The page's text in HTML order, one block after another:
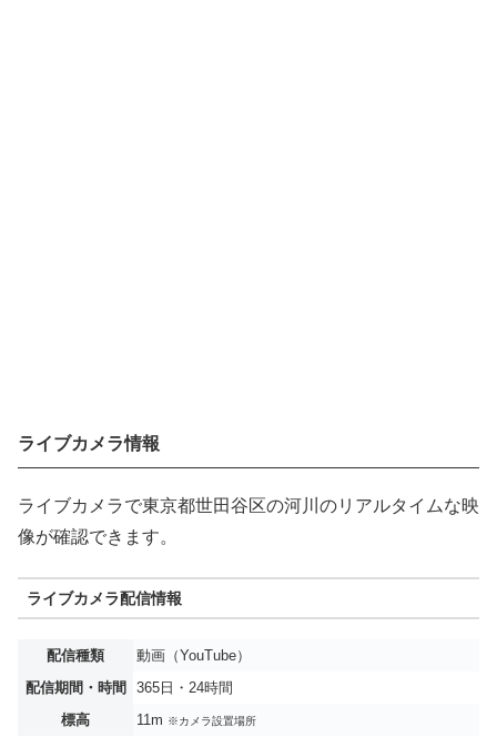
ライブカメラ情報
ライブカメラで東京都世田谷区の河川のリアルタイムな映
像が確認できます。
ライブカメラ配信情報
配信種類
動画（YouTube）
配信期間・時間
365日・24時間
標高
11m ※カメラ設置場所